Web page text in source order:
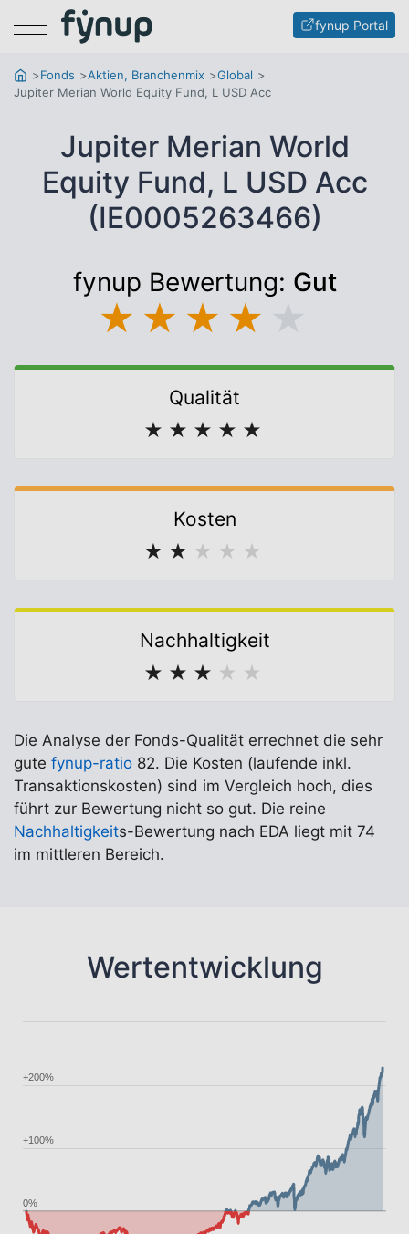
Menu fynup Portal
Fonds Aktien, Branchenmix
Global
Jupiter Merian World Equity Fund, L USD Acc
Jupiter Merian World
Equity Fund, L USD Acc
(IE0005263466)
fynup Bewertung: Gut
★ ★ ★ ★
Qualität
★ ★ ★ ★ ★
Kosten
★ ★ ★ ★ ★
Nachhaltigkeit
★ ★ ★ ★ ★
Die Analyse der Fonds-Qualität errechnet die sehr
gute fynup-ratio 82. Die Kosten (laufende inkl.
Transaktionskosten) sind im Vergleich hoch, dies
führt zur Bewertung nicht so gut. Die reine
Nachhaltigkeits-Bewertung nach EDA liegt mit 74
im mittleren Bereich.
Wertentwicklung
0%
+100%
+200%